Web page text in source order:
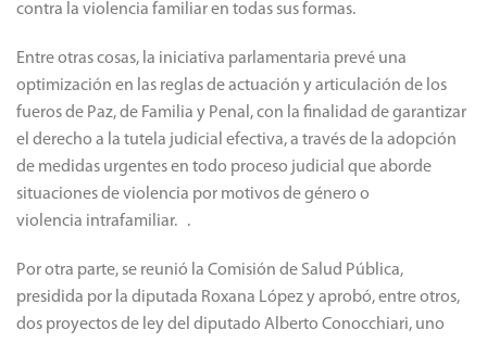
contra la violencia familiar en todas sus formas.
Entre otras cosas, la iniciativa parlamentaria prevé una
optimización en las reglas de actuación y articulación de los
fueros de Paz, de Familia y Penal, con la finalidad de garantizar
el derecho a la tutela judicial efectiva, a través de la adopción
de medidas urgentes en todo proceso judicial que aborde
situaciones de violencia por motivos de género o
violencia intrafamiliar. .
Por otra parte, se reunió la Comisión de Salud Pública,
presidida por la diputada Roxana López y aprobó, entre otros,
dos proyectos de ley del diputado Alberto Conocchiari, uno